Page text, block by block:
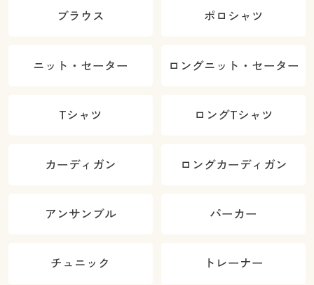
ブラウス ポロシャツ
ニット・セーター ロングニット・セーター
Tシャツ ロングTシャツ
カーディガン ロングカーディガン
アンサンブル パーカー
チュニック トレーナー